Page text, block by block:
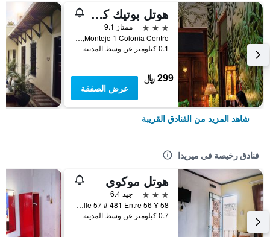
هوتل بوتيك كازا سان آنجل
3 نجوم
ممتاز 9.1
Montejo 1 Colonia Centro, ميريدا, ولاية يوكاتان, المكسيك
0.1 كيلومتر عن وسط المدينة
299 ﷼
عرض الصفقة
شاهد المزيد من الفنادق القريبة
فنادق رخيصة في ميريدا
هوتل موكوي
3 نجوم
جيد 6.4
Calle 57 # 481 Entre 56 Y 58, ميريدا, ولاية يوكاتان, المكسيك
0.7 كيلومتر عن وسط المدينة